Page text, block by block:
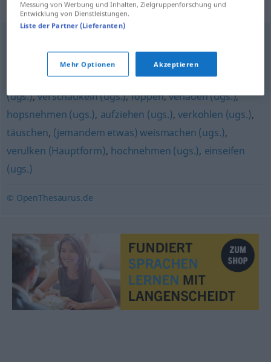
Synonyme für "anschmieren"
verarschen (derb),narren,veräppeln (ugs.),anführen
(ugs.),verschaukeln (ugs.),foppen,verladen (ugs.),
hopsnehmen (ugs.), aufziehen (ugs.),verkohlen (ugs.),
täuschen, (jemandem etwas) weismachen (ugs.),
verulken (Hauptform), hochnehmen (ugs.), einseifen
(ugs.)
© OpenThesaurus.de
Messung von Werbung und Inhalten, Zielgruppenforschung und
Entwicklung von Dienstleistungen.
Liste der Partner (Lieferanten)
Mehr Optionen Akzeptieren